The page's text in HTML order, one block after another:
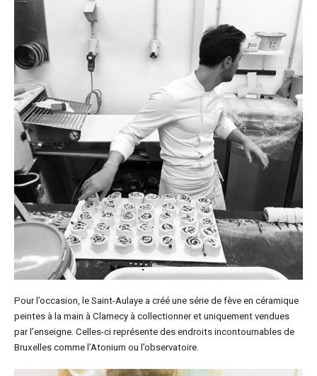
Pour l’occasion, le Saint-Aulaye a créé une série de fève en céramique
peintes à la main à Clamecy à collectionner et uniquement vendues
par l’enseigne. Celles-ci représente des endroits incontournables de
Bruxelles comme l’Atonium ou l’observatoire.